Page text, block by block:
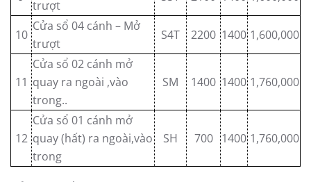
trượt
10
Cửa sổ 04 cánh – Mở
trượt
S4T 2200 1400 1,600,000
11
Cửa sổ 02 cánh mở
quay ra ngoài ,vào
trong..
SM 1400 1400 1,760,000
12
Cửa sổ 01 cánh mở
quay (hất) ra ngoài,vào
trong
SH 700 1400 1,760,000